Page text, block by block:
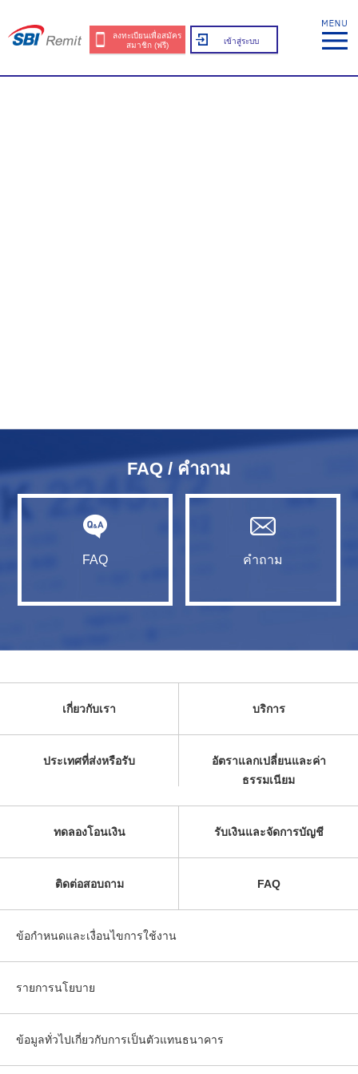
ลงทะเบียนเพื่อสมัคร
สมาชิก (ฟรี)
เข้าสู่ระบบ
FAQ / คำถาม
FAQ คำถาม
เกี่ยวกับเรา บริการ
ประเทศที่ส่งหรือรับ
อัตราแลกเปลี่ยนและค่า
ธรรมเนียม
ทดลองโอนเงิน รับเงินและจัดการบัญชี
ติดต่อสอบถาม FAQ
ข้อกำหนดและเงื่อนไขการใช้งาน
รายการนโยบาย
ข้อมูลทั่วไปเกี่ยวกับการเป็นตัวแทนธนาคาร